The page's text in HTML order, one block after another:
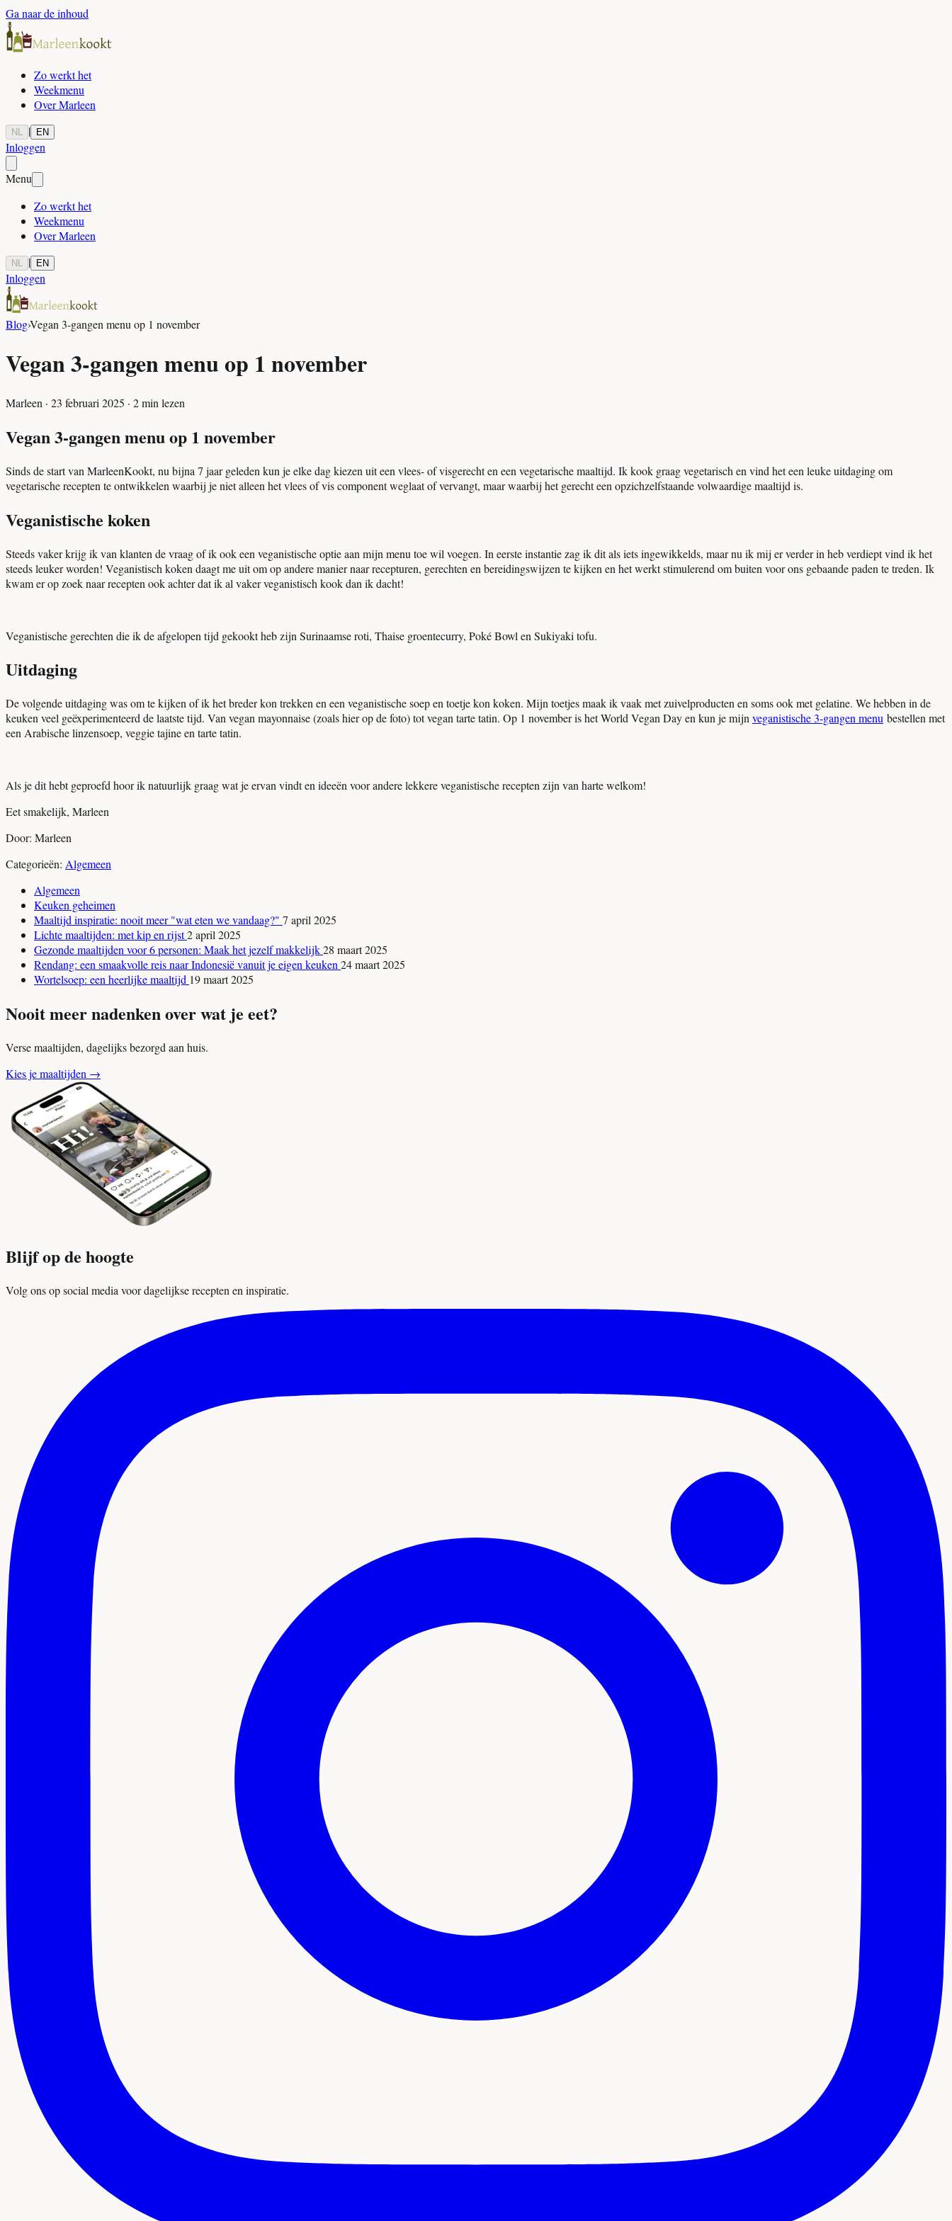
Ga naar de inhoud
Zo werkt het
Weekmenu
Over Marleen
NL | EN
Inloggen
Menu
Zo werkt het
Weekmenu
Over Marleen
NL | EN
Inloggen
Blog›Vegan 3-gangen menu op 1 november
Vegan 3-gangen menu op 1 november
Marleen · 23 februari 2025 · 2min lezen
Vegan 3-gangen menu op 1 november
Sinds de start van MarleenKookt, nu bijna 7 jaar geleden kun je elke dag kiezen uit een vlees- of visgerecht en een vegetarische maaltijd. Ik kook graag vegetarisch en vind het een leuke uitdaging om
vegetarische recepten te ontwikkelen waarbij je niet alleen het vlees of vis component weglaat of vervangt, maar waarbij het gerecht een opzichzelfstaande volwaardige maaltijd is.
Veganistische koken
Steeds vaker krijg ik van klanten de vraag of ik ook een veganistische optie aan mijn menu toe wil voegen. In eerste instantie zag ik dit als iets ingewikkelds, maar nu ik mij er verder in heb verdiept vind ik het
steeds leuker worden! Veganistisch koken daagt me uit om op andere manier naar recepturen, gerechten en bereidingswijzen te kijken en het werkt stimulerend om buiten voor ons gebaande paden te treden. Ik
kwam er op zoek naar recepten ook achter dat ik al vaker veganistisch kook dan ik dacht!
Veganistische gerechten die ik de afgelopen tijd gekookt heb zijn Surinaamse roti, Thaise groentecurry, Poké Bowl en Sukiyaki tofu.
Uitdaging
De volgende uitdaging was om te kijken of ik het breder kon trekken en een veganistische soep en toetje kon koken. Mijn toetjes maak ik vaak met zuivelproducten en soms ook met gelatine. We hebben in de
keuken veel geëxperimenteerd de laatste tijd. Van vegan mayonnaise (zoals hier op de foto) tot vegan tarte tatin. Op 1 november is het World Vegan Day en kun je mijnveganistische 3-gangen menu bestellen met
een Arabische linzensoep, veggie tajine en tarte tatin.
Als je dit hebt geproefd hoor ik natuurlijk graag wat je ervan vindt en ideeën voor andere lekkere veganistische recepten zijn van harte welkom!
Eet smakelijk, Marleen
Door: Marleen
Categorieën: Algemeen
Algemeen
Keuken geheimen
Maaltijd inspiratie: nooit meer "wat eten we vandaag?" 7 april 2025
Lichte maaltijden: met kip en rijst2 april 2025
Gezonde maaltijden voor 6 personen: Maak het jezelf makkelijk28 maart 2025
Rendang: een smaakvolle reis naar Indonesië vanuit je eigen keuken24 maart 2025
Wortelsoep: een heerlijke maaltijd 19 maart 2025
Nooit meer nadenken over wat je eet?
Verse maaltijden, dagelijks bezorgd aan huis.
Kies je maaltijden →
Blijf op de hoogte
Volg ons op social media voor dagelijkse recepten en inspiratie.